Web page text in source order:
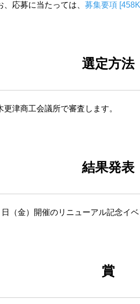
、応募に当たっては、 募集要項
選定方法
更津商工会議所で審査します。
結果発表
（金）開催のリニューアル記念イベ
賞